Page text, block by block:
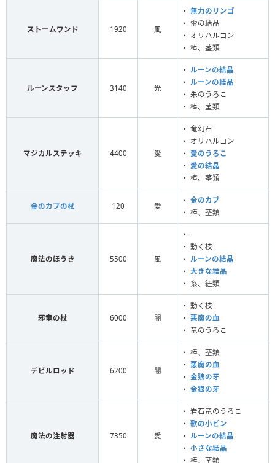
ストームワンド 1920 風
・ 無力のリンゴ
・ 雷の結晶
・ オリハルコン
・ 棒、茎類
ルーンスタッフ 3140 光
・ ルーンの結晶
・ ルーンの結晶
・ 朱のうろこ
・ 棒、茎類
マジカルステッキ 4400 愛
・ 竜幻石
・ オリハルコン
・ 愛のうろこ
・ 愛の結晶
・ 棒、茎類
金のカブの杖 120 愛
・ 金のカブ
・ 棒、茎類
魔法のほうき 5500 風
・-
・ 動く枝
・ ルーンの結晶
・ 大きな結晶
・ 糸、紐類
邪竜の杖 6000 闇
・ 動く枝
・ 悪魔の血
・ 竜のうろこ
デビルロッド 6200 闇
・ 棒、茎類
・ 悪魔の血
・ 金狼の牙
・ 金狼の牙
魔法の注射器 7350 愛
・ 岩石竜のうろこ
・ 歌の小ビン
・ ルーンの結晶
・ 小さな結晶
・ 棒、茎類